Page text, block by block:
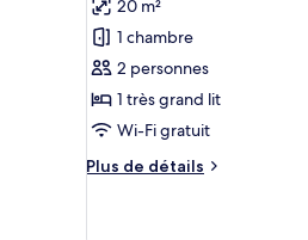
ce
type
de
chambre :
Chambre,
1
20 m²
1 chambre
2 personnes
1 très grand lit
Wi-Fi gratuit
Plus de détails
Plus